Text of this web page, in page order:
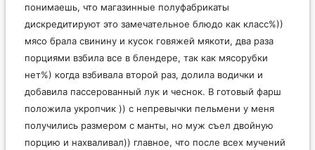
понимаешь, что магазинные полуфабрикаты
дискредитируют это замечательное блюдо как класс%))
мясо брала свинину и кусок говяжей мякоти, два раза
порциями взбила все в блендере, так как мясорубки
нет%) когда взбивала второй раз, долила водички и
добавила пассерованный лук и чеснок. В готовый фарш
положила укропчик )) с непревычки пельмени у меня
получились размером с манты, но муж съел двойную
порцию и нахваливал)) главное, что после всех мучений